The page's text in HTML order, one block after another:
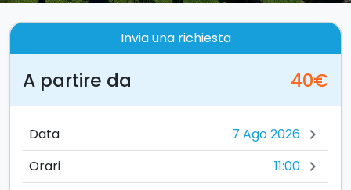
Invia una richiesta
A partire da 40€
Data chevron_right
Orari 11:00 chevron_right